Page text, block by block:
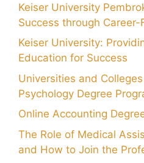
Keiser University
Success through
Keiser University:
Education for Success
Universities and
Psychology Degree
Online Accounting
The Role of Medical
and How to Join the